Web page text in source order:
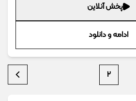
پخش آنلاین
ادامه و دانلود
2